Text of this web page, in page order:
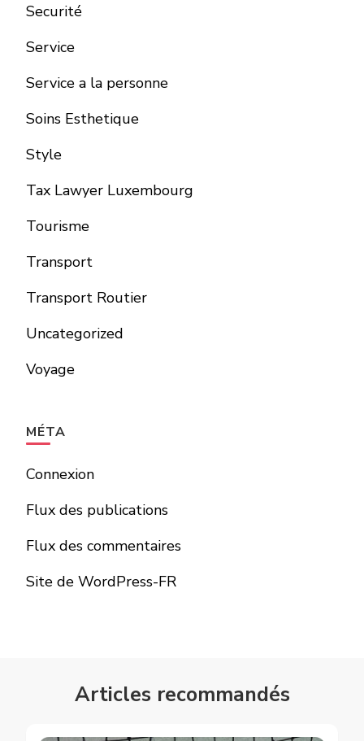
Securité
Service
Service a la personne
Soins Esthetique
Style
Tax Lawyer Luxembourg
Tourisme
Transport
Transport Routier
Uncategorized
Voyage
MÉTA
Connexion
Flux des publications
Flux des commentaires
Site de WordPress-FR
Articles recommandés